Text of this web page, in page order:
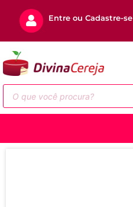
Entre ou Cadastre-se